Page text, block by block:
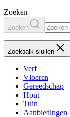
Zoeken
Zoeken
Zoekbalk sluiten
Verf
Vloeren
Gereedschap
Hout
Tuin
Aanbiedingen